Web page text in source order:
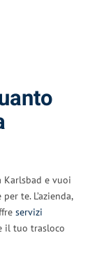
Karlsbad e vuoi
te. L’azienda,
servizi
il tuo trasloco